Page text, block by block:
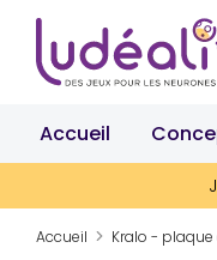
Passer
contenu
Accueil
Accueil Kralo - plaque